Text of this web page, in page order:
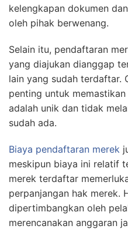
kelengkapan dokumen
oleh pihak berwenang.
Selain itu, pendaftaran
yang diajukan dianggap
lain yang sudah terdaftar.
penting untuk
adalah unik dan tidak
sudah ada.
Biaya pendaftaran merek
meskipun biaya ini relatif
merek terdaftar
perpanjangan hak merek.
dipertimbangkan oleh
merencanakan anggaran